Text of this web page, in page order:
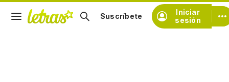
Iniciar
sesión
Suscríbete